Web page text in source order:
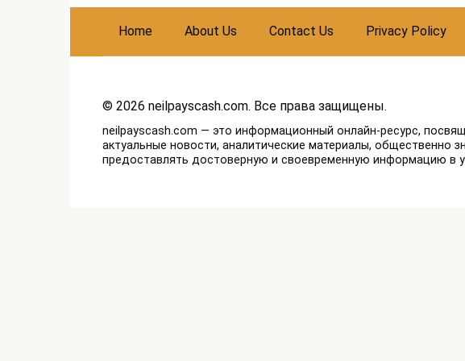
Home About Us Contact Us Privacy Policy
© 2026 neilpayscash.com. Все права защищены.
neilpayscash.com — это информационный онлайн-ресурс,
актуальные новости, аналитические материалы,
предоставлять достоверную и своевременную информацию в